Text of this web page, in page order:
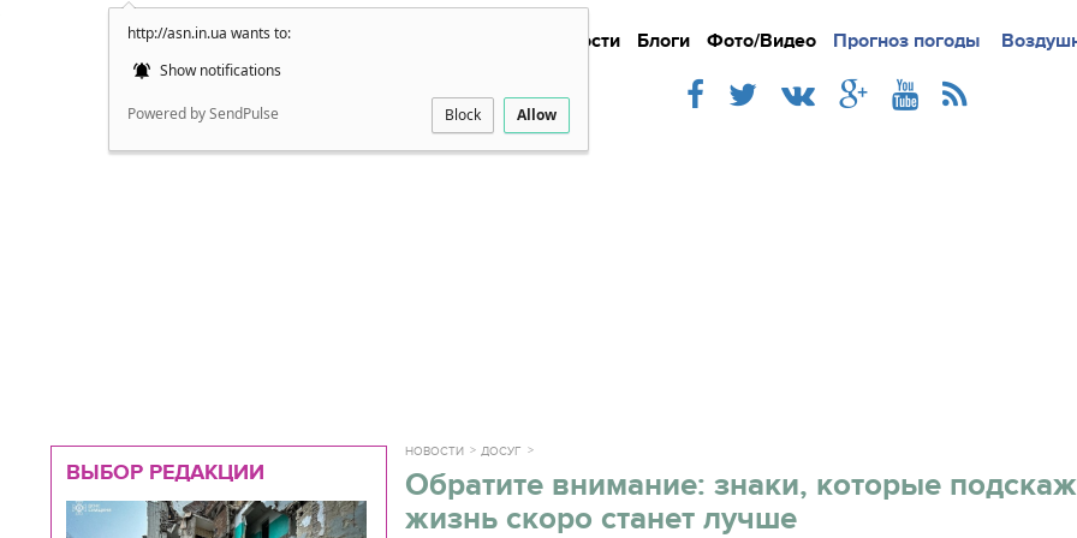
http://asn.in.ua wants to:
Show notifications
Powered by SendPulse Block Allow
Новости Блоги Фото/Видео Прогноз погоды
Подробно Новости
ВЫБОР РЕДАКЦИИ
НОВОСТИ ДОСУГ
Обратите внимание: знаки, которые
жизнь скоро станет лучше